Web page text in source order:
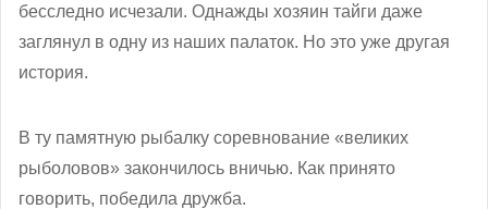
бесследно исчезали. Однажды хозяин тайги даже
заглянул в одну из наших палаток. Но это уже другая
история.
В ту памятную рыбалку соревнование «великих
рыболовов» закончилось вничью. Как принято
говорить, победила дружба.